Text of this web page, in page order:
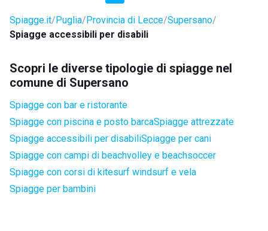
Spiagge.it Puglia Provincia di Lecce Supersano
Spiagge accessibili per disabili
Scopri le diverse tipologie di spiagge nel
comune di Supersano
Spiagge con bar e ristorante
Spiagge con piscina e posto barcaSpiagge attrezzate
Spiagge accessibili per disabiliSpiagge per cani
Spiagge con campi di beachvolley e beachsoccer
Spiagge con corsi di kitesurf windsurf e vela
Spiagge per bambini